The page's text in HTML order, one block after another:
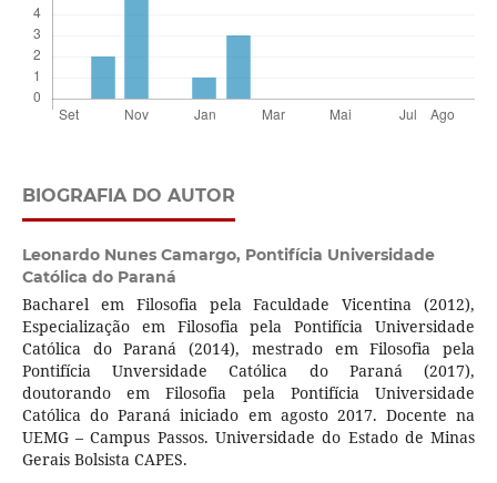
BIOGRAFIA DO AUTOR
Leonardo Nunes Camargo, Pontifícia Universidade
Católica do Paraná
Bacharel em Filosofia pela Faculdade Vicentina (2012),
Especialização em Filosofia pela Pontifícia Universidade
Católica do Paraná (2014), mestrado em Filosofia pela
Pontifícia Unversidade Católica do Paraná (2017),
doutorando em Filosofia pela Pontifícia Universidade
Católica do Paraná iniciado em agosto 2017. Docente na
UEMG – Campus Passos. Universidade do Estado de Minas
Gerais Bolsista CAPES.